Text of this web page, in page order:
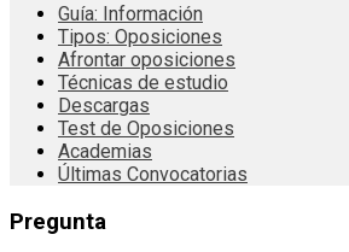
Guía: Información
Tipos: Oposiciones
Afrontar oposiciones
Técnicas de estudio
Descargas
Test de Oposiciones
Academias
Últimas Convocatorias
Pregunta